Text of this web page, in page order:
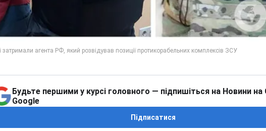
Будьте першими у курсі головного — підпишіться на Новини на
Google
Підписатися